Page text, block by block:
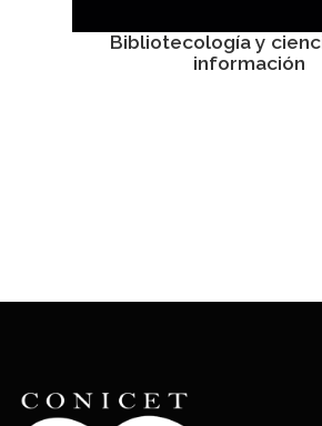
Bibliotecología y
información